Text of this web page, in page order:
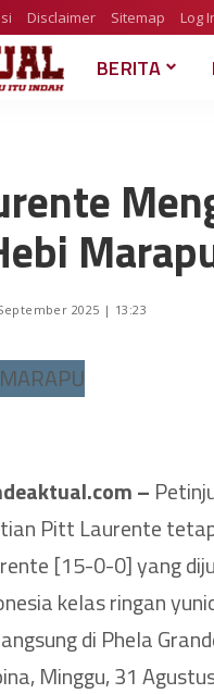
Disclaimer Sitemap Log
BERITA
2025 | 13:23
–
Pitt Laurente
[15-0-0] yang
kelas ringan
di Phela
Minggu, 31